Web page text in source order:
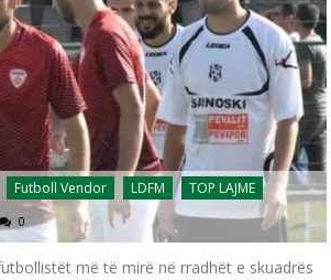
Futboll Vendor LDFM TOP LAJME
0
më të mirë në rradhët e skuadrës